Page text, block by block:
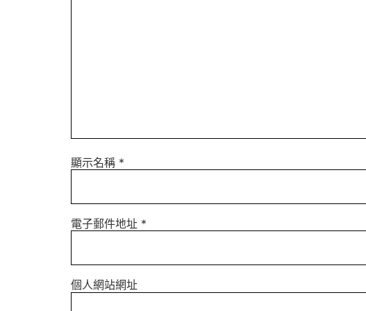
顯示名稱 *
電子郵件地址 *
個人網站網址